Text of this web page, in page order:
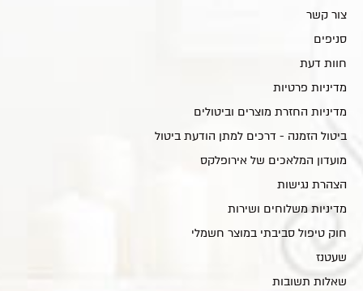
צור קשר
סניפים
חוות דעת
מדיניות פרטיות
מדיניות החזרת מוצרים וביטולים
ביטול הזמנה - דרכים למתן הודעת ביטול
מועדון המלאכים של אירופלקס
הצהרת נגישות
מדיניות משלוחים ושירות
חוק טיפול סביבתי במוצר חשמלי
שעטנז
שאלות תשובות